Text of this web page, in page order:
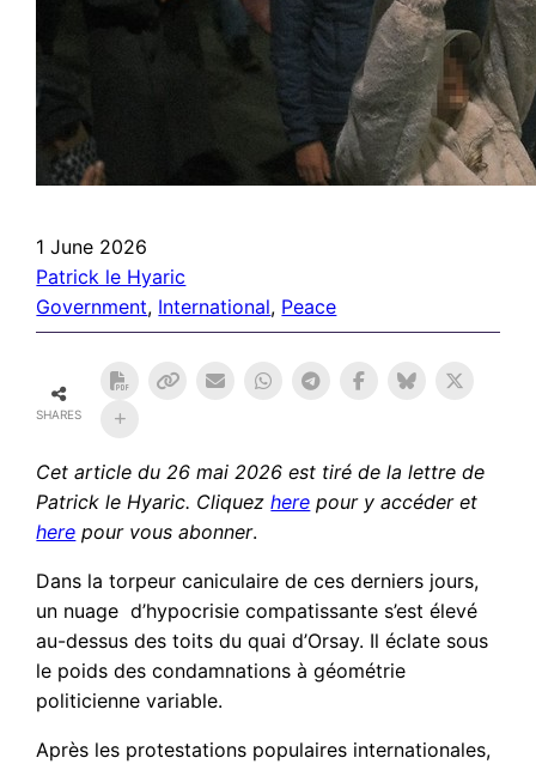
1 June 2026
Patrick le Hyaric
Government, International, Peace
SHARES
Cet article du 26 mai 2026 est tiré de la lettre de
Patrick le Hyaric. Cliquezhere pour y accéder et
here pour vous abonner.
Dans la torpeur caniculaire de ces derniers jours,
un nuage d’hypocrisie compatissante s’est élevé
au-dessus des toits du quai d’Orsay. Il éclate sous
le poids des condamnations à géométrie
politicienne variable.
Après les protestations populaires internationales,